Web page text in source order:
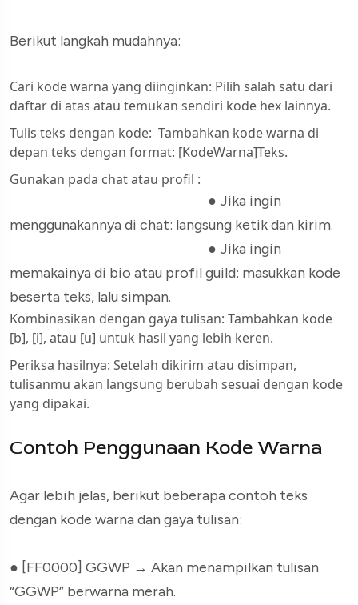
Berikut langkah mudahnya:
Cari kode warna yang diinginkan: Pilih salah satu dari
daftar di atas atau temukan sendiri kode hex lainnya.
Tulis teks dengan kode: Tambahkan kode warna di
depan teks dengan format: [KodeWarna]Teks.
Gunakan pada chat atau profil :
● Jika ingin
menggunakannya di chat: langsung ketik dan kirim.
● Jika ingin
memakainya di bio atau profil guild: masukkan kode
beserta teks, lalu simpan.
Kombinasikan dengan gaya tulisan: Tambahkan kode
[b], [i], atau [u] untuk hasil yang lebih keren.
Periksa hasilnya: Setelah dikirim atau disimpan,
tulisanmu akan langsung berubah sesuai dengan kode
yang dipakai.
Contoh Penggunaan Kode Warna
Agar lebih jelas, berikut beberapa contoh teks
dengan kode warna dan gaya tulisan:
● [FF0000] GGWP → Akan menampilkan tulisan
“GGWP” berwarna merah.